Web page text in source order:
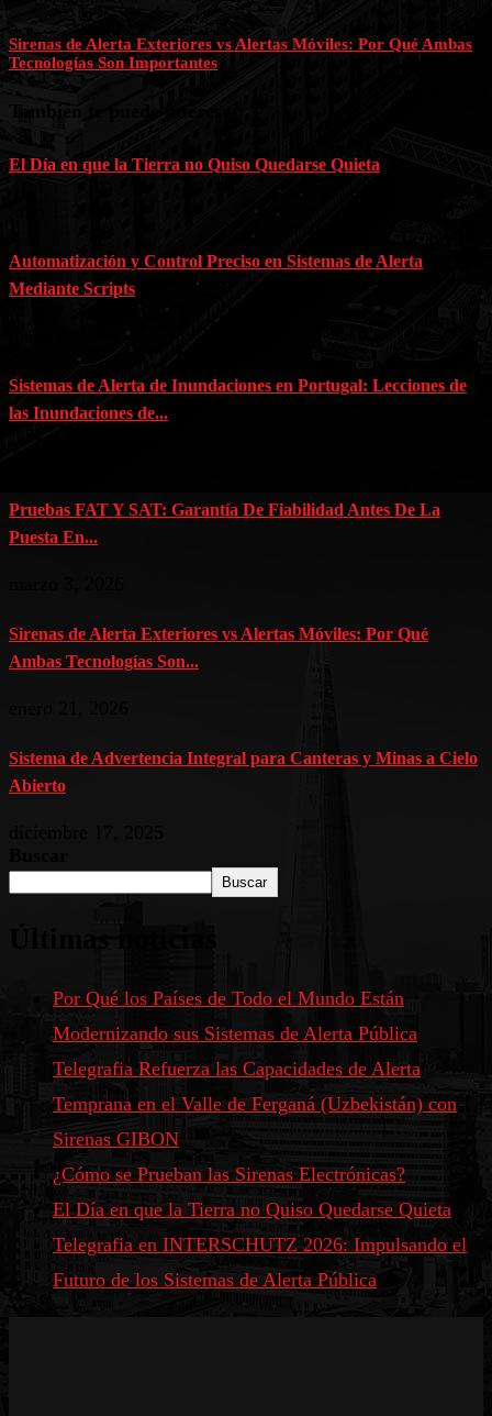
Sirenas de Alerta Exteriores vs Alertas Móviles: Por Qué Ambas
Tecnologías Son Importantes
El Día en que la Tierra no Quiso Quedarse Quieta
Automatización y Control Preciso en Sistemas de Alerta
Mediante Scripts
Sistemas de Alerta de Inundaciones en Portugal: Lecciones de
las Inundaciones de...
Pruebas FAT Y SAT: Garantía De Fiabilidad Antes De La
Puesta En...
Sirenas de Alerta Exteriores vs Alertas Móviles: Por Qué
Ambas Tecnologías Son...
Sistema de Advertencia Integral para Canteras y Minas a Cielo
Abierto
Buscar
Por Qué los Países de Todo el Mundo Están
Modernizando sus Sistemas de Alerta Pública
Telegrafia Refuerza las Capacidades de Alerta
Temprana en el Valle de Ferganá (Uzbekistán) con
Sirenas GIBON
¿Cómo se Prueban las Sirenas Electrónicas?
El Día en que la Tierra no Quiso Quedarse Quieta
Telegrafia en INTERSCHUTZ 2026: Impulsando el
Futuro de los Sistemas de Alerta Pública